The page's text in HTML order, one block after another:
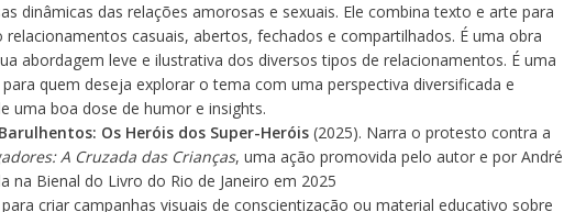
dinâmicas das relações amorosas e sexuais. Ele combina texto e arte para
casuais, abertos, fechados e compartilhados. É uma obra
abordagem leve e ilustrativa dos diversos tipos de relacionamentos. É uma
quem deseja explorar o tema com uma perspectiva diversificada e
uma boa dose de humor e insights.
Os Heróis dos Super-Heróis (2025). Narra o protesto contra a
A Cruzada das Crianças, uma ação promovida pelo autor e por André
na Bienal do Livro do Rio de Janeiro em 2025
criar campanhas visuais de conscientização ou material educativo sobre